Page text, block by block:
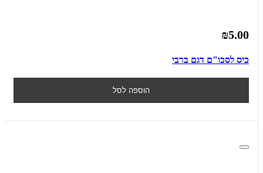
₪5.00
כיס לסכו"ם דגם ברבי
הוספה לסל